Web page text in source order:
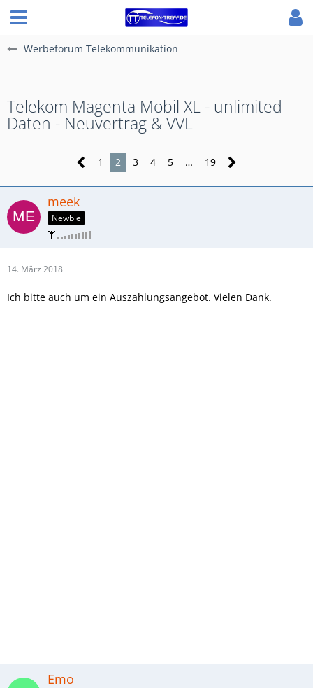
Werbeforum Telekommunikation
Telekom Magenta Mobil XL - unlimited
Daten - Neuvertrag & VVL
1 2 3 4 5 … 19
meek
Newbie
14. März 2018
Ich bitte auch um ein Auszahlungsangebot. Vielen Dank.
Emo